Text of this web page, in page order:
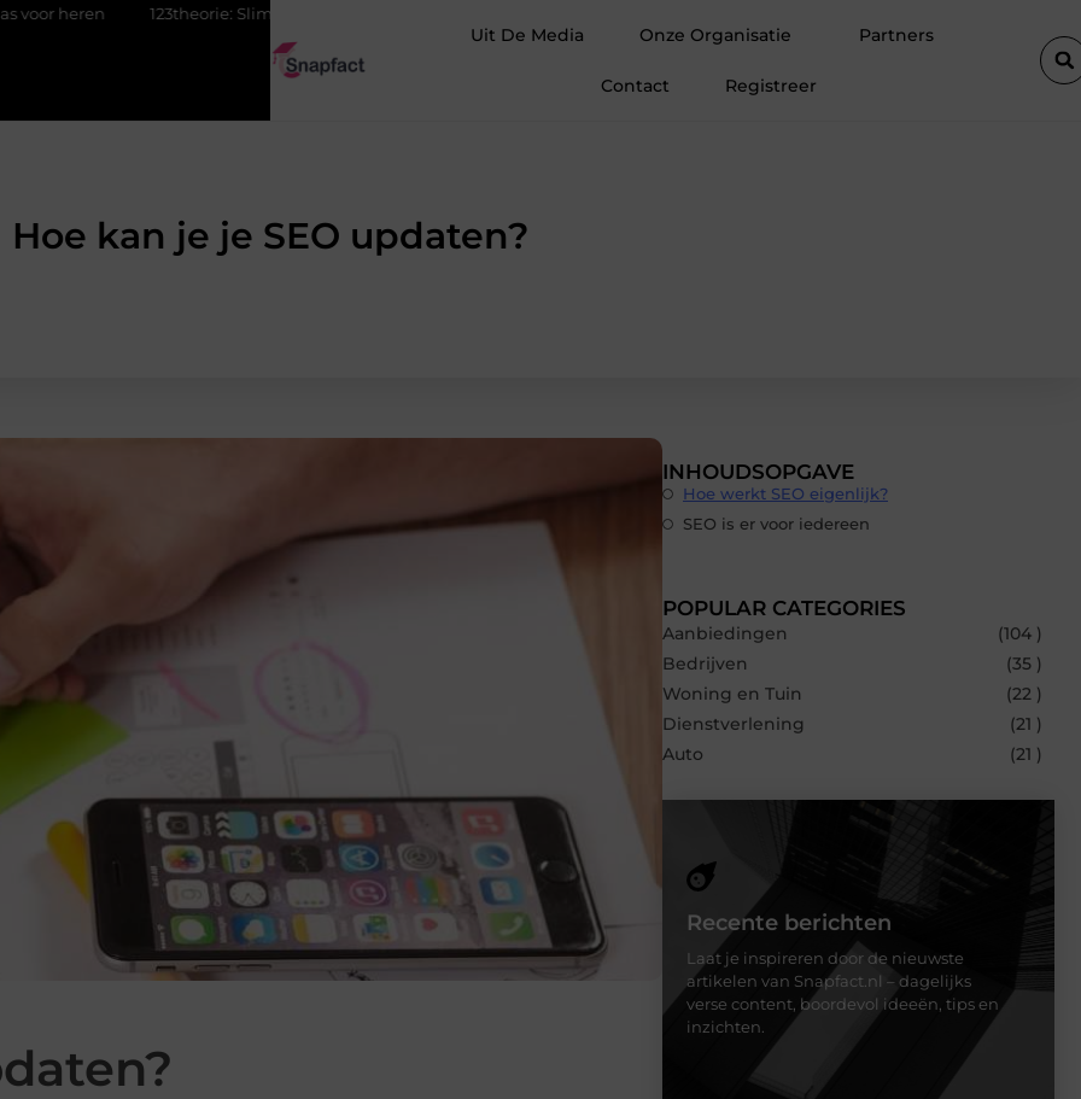
123theorie: Slim je theorie halen zonder eindeloos blokken
Uit De Media Onze Organisatie Partners
Contact Registreer
Hoe kan je je SEO updaten?
INHOUDSOPGAVE
Hoe werkt SEO eigenlijk?
SEO is er voor iedereen
POPULAR CATEGORIES
Aanbiedingen
(104 )
Bedrijven
(35 )
Woning en Tuin
(22 )
Dienstverlening
(21 )
Auto
(21 )
Recente berichten
Laat je inspireren door de nieuwste
artikelen van Snapfact.nl – dagelijks
verse content, boordevol ideeën, tips en
inzichten.